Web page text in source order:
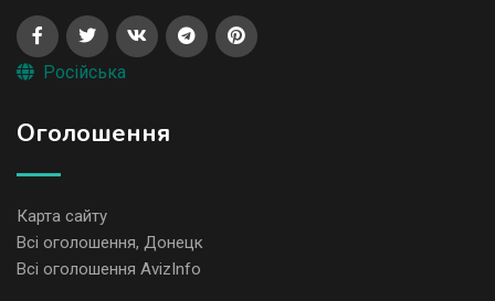
Російська
Оголошення
Карта сайту
Всі оголошення, Донецк
Всі оголошення AvizInfo